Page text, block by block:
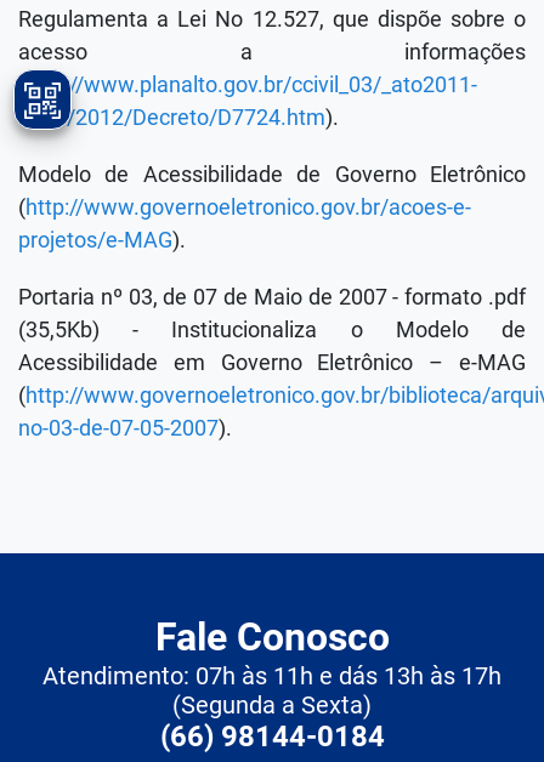
Regulamenta a Lei No 12.527, que dispõe sobre o
acesso a informações
(http://www.planalto.gov.br/ccivil_03/_ato2011-
2014/2012/Decreto/D7724.htm).
Modelo de Acessibilidade de Governo Eletrônico
(http://www.governoeletronico.gov.br/acoes-e-
projetos/e-MAG).
Portaria nº 03, de 07 de Maio de 2007 - formato .pdf
(35,5Kb) - Institucionaliza o Modelo de
Acessibilidade em Governo Eletrônico – e-MAG
(http://www.governoeletronico.gov.br/biblioteca/
no-03-de-07-05-2007).
Fale Conosco
Atendimento: 07h às 11h e dás 13h às 17h
(Segunda a Sexta)
(66) 98144-0184